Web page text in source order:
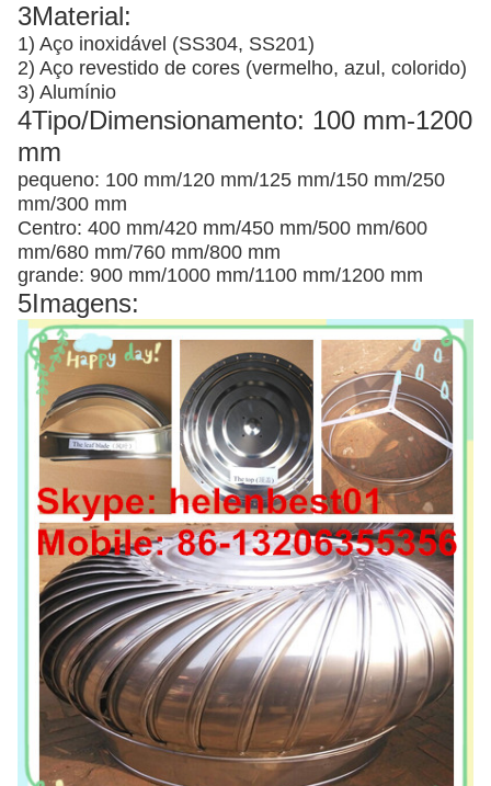
3Material:
1) Aço inoxidável (SS304, SS201)
2) Aço revestido de cores (vermelho, azul, colorido)
3) Alumínio
4Tipo/Dimensionamento: 100 mm-1200
mm
pequeno: 100 mm/120 mm/125 mm/150 mm/250
mm/300 mm
Centro: 400 mm/420 mm/450 mm/500 mm/600
mm/680 mm/760 mm/800 mm
grande: 900 mm/1000 mm/1100 mm/1200 mm
5Imagens: